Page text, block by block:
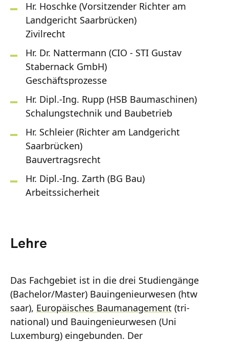
Hr. Hoschke (Vorsitzender Richter am
Landgericht Saarbrücken)
Zivilrecht
Hr. Dr. Nattermann (CIO - STI Gustav
Stabernack GmbH)
Geschäftsprozesse
Hr. Dipl.-Ing. Rupp (HSB Baumaschinen)
Schalungstechnik und Baubetrieb
Hr. Schleier (Richter am Landgericht
Saarbrücken)
Bauvertragsrecht
Hr. Dipl.-Ing. Zarth (BG Bau)
Arbeitssicherheit
Lehre
Das Fachgebiet ist in die drei Studiengänge
(Bachelor/Master) Bauingenieurwesen (htw
saar), Europäisches Baumanagement (tri-
national) und Bauingenieurwesen (Uni
Luxemburg) eingebunden. Der